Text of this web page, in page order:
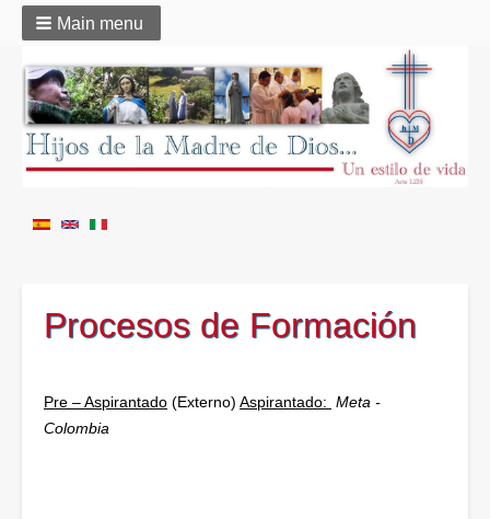
Main menu
Procesos de Formación
Pre – Aspirantado (Externo) Aspirantado: Meta -
Colombia